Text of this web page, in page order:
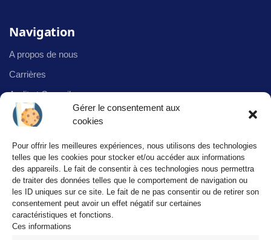
Gérer le consentement aux
cookies
Pour offrir les meilleures expériences, nous utilisons des technologies
telles que les cookies pour stocker et/ou accéder aux informations
des appareils. Le fait de consentir à ces technologies nous permettra
de traiter des données telles que le comportement de navigation ou
les ID uniques sur ce site. Le fait de ne pas consentir ou de retirer son
consentement peut avoir un effet négatif sur certaines
caractéristiques et fonctions.
Ces informations
Navigation
A propos de nous
Carrières
Audit et Conseil
Infogérance
Formation
Services center
Solution d’impression et de dématérialisation
Intégration de solutions